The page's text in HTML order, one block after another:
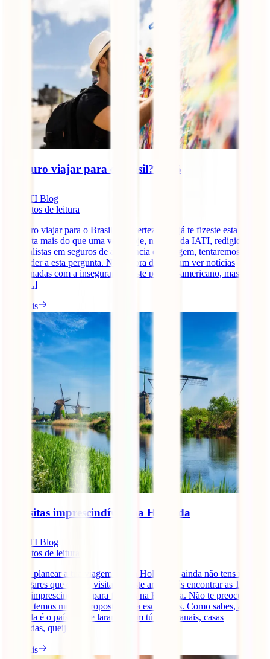
É seguro viajar para o Brasil? 2025
IATI Blog
minutos de leitura
É seguro viajar para o Brasil? De certeza que já te fizeste esta
pergunta mais do que uma vez. Hoje, no blog da IATI, redigido por
especialistas em seguros de assistência em viagem, tentaremos
responder a esta pergunta. Não é fora do comum ver notícias
relacionadas com a insegurança neste país sul-americano, mas será
tudo [...]
Ler mais
10 visitas imprescindíveis na Holanda
IATI Blog
minutos de leitura
Estás a planear a tua viagem para a Holanda e ainda não tens ideia
dos lugares que queres visitar? Neste artigo irás encontrar as 10
visitas imprescindíveis para fazeres na Holanda. Não te preocupes
porque temos muitas propostas para escolheres. Como sabes, a
Holanda é o país cor de laranja, com túlipas, canais, casas
inclinadas, queijo, [...]
Ler mais